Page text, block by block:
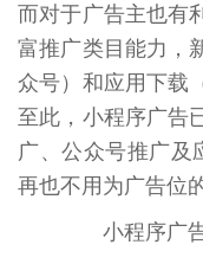
而对于广告主也有
富推广类目能力，
众号）和应用下载
至此，小程序广告
广、公众号推广及
再也不用为广告位
小程序广